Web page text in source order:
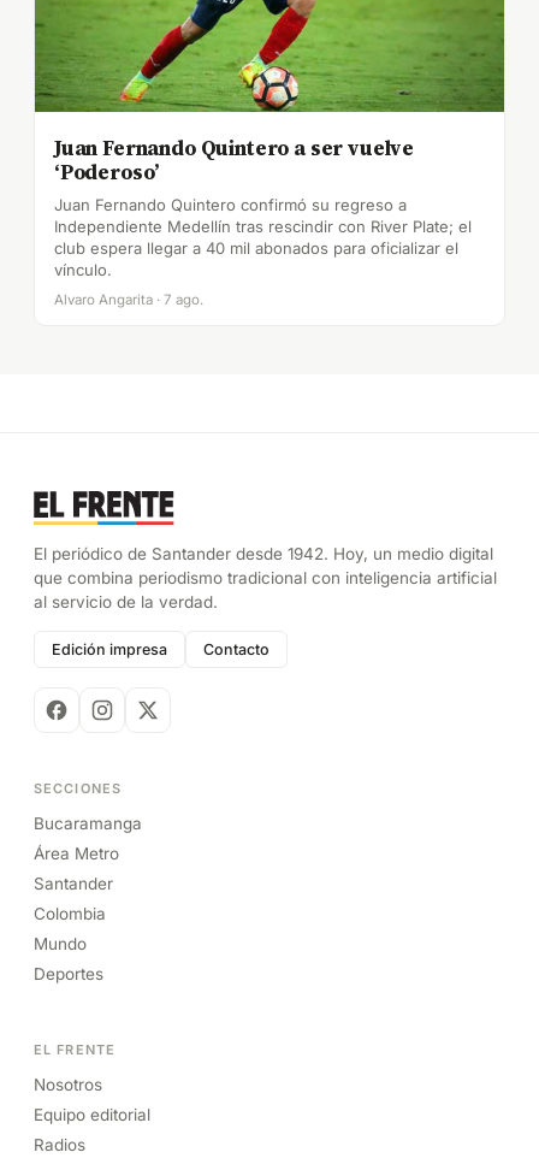
Juan Fernando Quintero a ser vuelve
‘Poderoso’
Juan Fernando Quintero confirmó su regreso a
Independiente Medellín tras rescindir con River Plate; el
club espera llegar a 40 mil abonados para oficializar el
vínculo.
Alvaro Angarita · 7 ago.
El periódico de Santander desde 1942. Hoy, un medio digital
que combina periodismo tradicional con inteligencia artificial
al servicio de la verdad.
Edición impresa Contacto
SECCIONES
Bucaramanga
Área Metro
Santander
Colombia
Mundo
Deportes
EL FRENTE
Nosotros
Equipo editorial
Radios